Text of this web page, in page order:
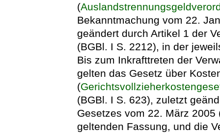
(
Bekanntmachung vom 22.
geändert durch Artikel 1 der
(BGBl. I S. 2212), in der
Bis zum Inkrafttreten der
gelten das Gesetz über
(
(BGBl. I S. 623), zuletzt
Gesetzes vom 22. März
geltenden Fassung, und die